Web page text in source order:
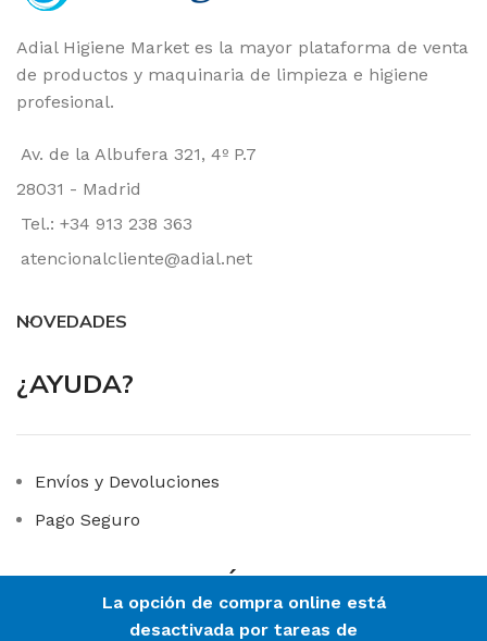
La opción de compra online está
desactivada por tareas de
Adial Higiene Market es la mayor plataforma de venta
de productos y maquinaria de limpieza e higiene
profesional.
Av. de la Albufera 321, 4º P.7
28031 - Madrid
Tel.: +34 913 238 363
atencionalcliente@adial.net
NOVEDADES
¿AYUDA?
Envíos y Devoluciones
Pago Seguro
LINKS DE INTERÉS